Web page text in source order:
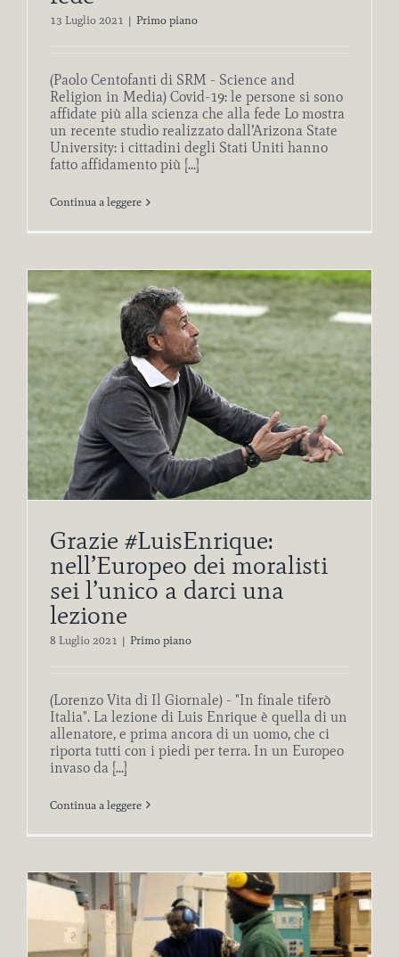
13 Luglio 2021 | Primo piano
(Paolo Centofanti di SRM - Science and
Religion in Media) Covid-19: le persone si sono
affidate più alla scienza che alla fede Lo mostra
un recente studio realizzato dall’Arizona State
University: i cittadini degli Stati Uniti hanno
fatto affidamento più [...]
Continua a leggere
Grazie #LuisEnrique:
nell’Europeo dei moralisti
sei l’unico a darci una
lezione
8 Luglio 2021 | Primo piano
(Lorenzo Vita di Il Giornale) - "In finale tiferò
Italia". La lezione di Luis Enrique è quella di un
allenatore, e prima ancora di un uomo, che ci
riporta tutti con i piedi per terra. In un Europeo
invaso da [...]
Continua a leggere